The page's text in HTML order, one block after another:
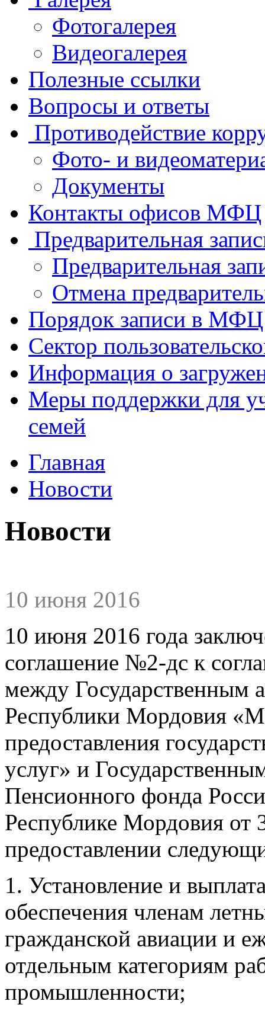
Фотогалерея
Видеогалерея
Полезные ссылки
Вопросы и ответы
Противодействие
Фото- и
Документы
Контакты офисов МФЦ
Предварительная
Предварительная
Отмена
Порядок записи в МФЦ
Сектор
Информация о
Меры поддержки для
семей
Главная
Новости
Новости
10 июня 2016
10 июня 2016 года
соглашение №2-дс к
между Государственным
Республики Мордовия
предоставления
услуг» и
Пенсионного фонда
Республике Мордовия от
предоставлении
1. Установление и
обеспечения членам
гражданской авиации и
отдельным категориям
промышленности;